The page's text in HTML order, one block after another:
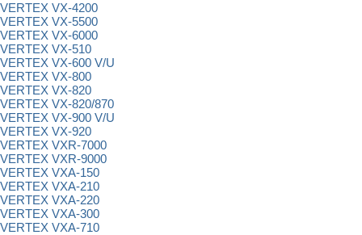
VERTEX VX-4200
VERTEX VX-5500
VERTEX VX-6000
VERTEX VX-510
VERTEX VX-600 V/U
VERTEX VX-800
VERTEX VX-820
VERTEX VX-820/870
VERTEX VX-900 V/U
VERTEX VX-920
VERTEX VXR-7000
VERTEX VXR-9000
VERTEX VXА-150
VERTEX VXА-210
VERTEX VXА-220
VERTEX VXА-300
VERTEX VXА-710